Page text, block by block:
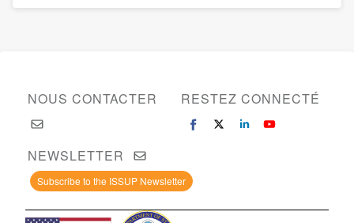
NOUS CONTACTER RESTEZ CONNECTÉ
NEWSLETTER
Subscribe to the ISSUP Newsletter